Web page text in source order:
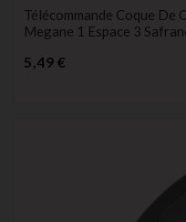
Télécommande Coque De
Megane 1 Espace 3
5,49 €